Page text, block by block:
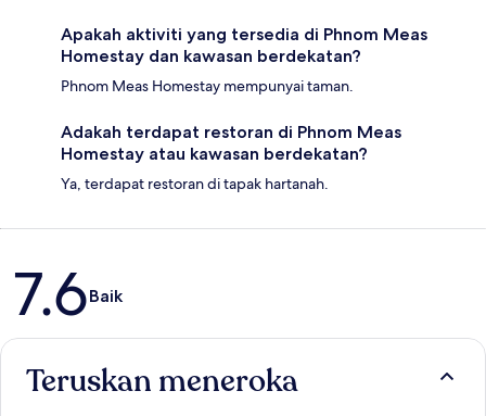
Apakah aktiviti yang tersedia di Phnom Meas
Homestay dan kawasan berdekatan?
Phnom Meas Homestay mempunyai taman.
Adakah terdapat restoran di Phnom Meas
Homestay atau kawasan berdekatan?
Ya, terdapat restoran di tapak hartanah.
Ulasan
7.6Baik
Teruskan meneroka